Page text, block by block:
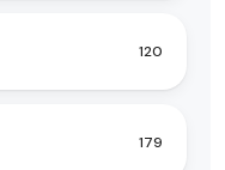
120
179